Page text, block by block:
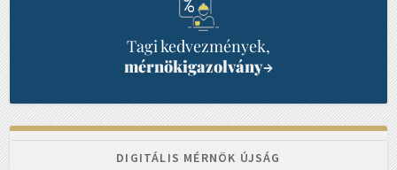
Tagi kedvezmények,
mérnökigazolvány→
DIGITÁLIS MÉRNÖK ÚJSÁG